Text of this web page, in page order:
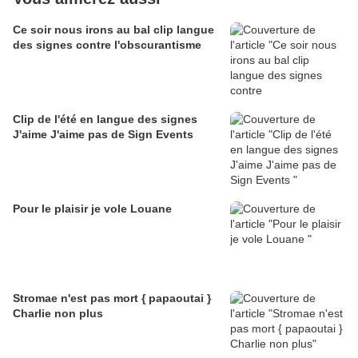
Ce soir nous irons au bal clip langue
des signes contre l'obscurantisme
Clip de l'été en langue des signes
J'aime J'aime pas de Sign Events
Pour le plaisir je vole Louane
Stromae n'est pas mort { papaoutai }
Charlie non plus